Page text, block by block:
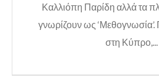
Καλλιόπη Παρίδη αλλά τα
γνωρίζουν ως
στη Κύπρο,...